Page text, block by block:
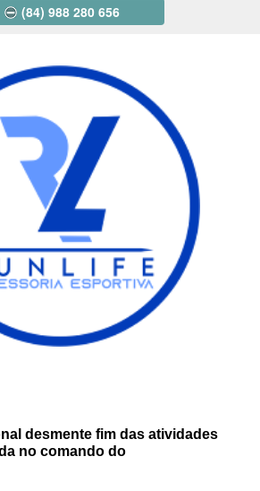
(84) 988 280 656
desmente fim das atividades
no comando do